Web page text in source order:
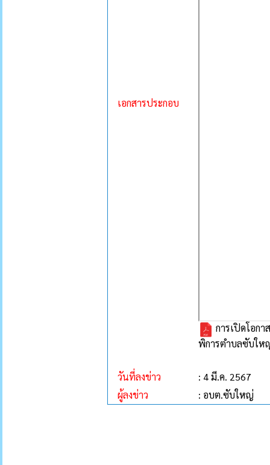
เอกสารประกอบ
การเปิดโอก
พิการตำบลซับให
วันที่ลงข่าว
: 4 มี.ค. 2567
ผู้ลงข่าว
: อบต.ซับใหญ่